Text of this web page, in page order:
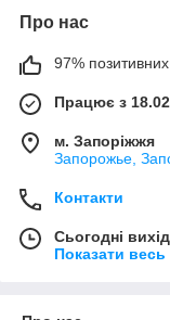
Про нас
97% позитивних
Працює з
м. Запоріжжя
Запорожье,
Контакти
Сьогодні
Показати